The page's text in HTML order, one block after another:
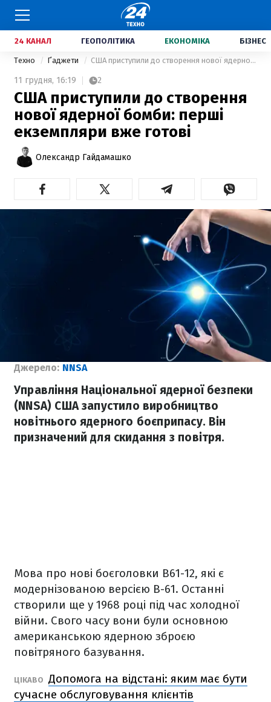
24 КАНАЛ ГЕОПОЛІТИКА ЕКОНОМІКА БІЗНЕС
Техно Ґаджети США приступили до створення нової ядерної бомби: перші екземпляри вже готові
11 грудня, 16:19 2
США приступили до створення
нової ядерної бомби: перші
екземпляри вже готові
Олександр Гайдамашко
Джерело: NNSA
Управління Національної ядерної безпеки
(NNSA) США запустило виробництво
новітнього ядерного боєприпасу. Він
призначений для скидання з повітря.
Мова про нові боєголовки B61-12, які є
модернізованою версією B-61. Останні
створили ще у 1968 році під час холодної
війни. Свого часу вони були основною
американською ядерною зброєю
повітряного базування.
ЦІКАВО Допомога на відстані: яким має бути
сучасне обслуговування клієнтів